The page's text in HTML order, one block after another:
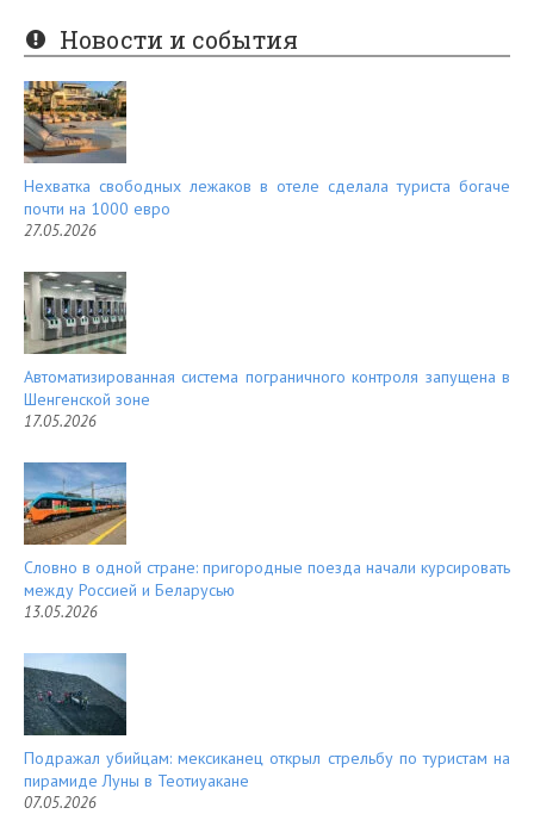
er
es
t
e
d
Новости и события
Нехватка свободных лежаков в отеле сделала туриста богаче
почти на 1000 евро
27.05.2026
Автоматизированная система пограничного контроля запущена в
Шенгенской зоне
17.05.2026
Словно в одной стране: пригородные поезда начали курсировать
между Россией и Беларусью
13.05.2026
Подражал убийцам: мексиканец открыл стрельбу по туристам на
пирамиде Луны в Теотиуакане
07.05.2026